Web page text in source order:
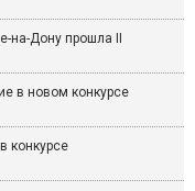
на-Дону прошла II
в новом конкурсе
конкурсе